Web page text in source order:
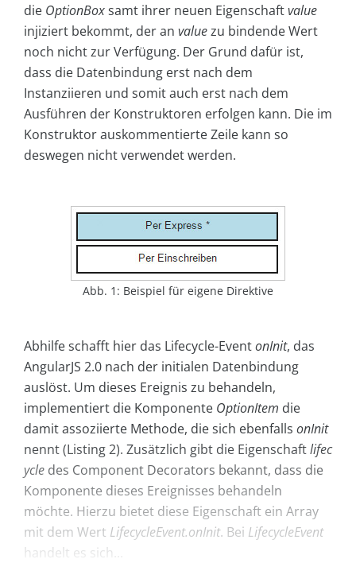
die OptionBoxsamt ihrer neuen Eigenschaftvalue
injiziert bekommt, der an valuezu bindende Wert
noch nicht zur Verfügung. Der Grund dafür ist,
dass die Datenbindung erst nach dem
Instanziieren und somit auch erst nach dem
Ausführen der Konstruktoren erfolgen kann. Die im
Konstruktor auskommentierte Zeile kann so
deswegen nicht verwendet werden.
Abb. 1: Beispiel für eigene Direktive
Abhilfe schafft hier das Lifecycle-EventonInit, das
AngularJS 2.0 nach der initialen Datenbindung
auslöst. Um dieses Ereignis zu behandeln,
implementiert die Komponente OptionItem die
damit assoziierte Methode, die sich ebenfalls onInit
nennt (Listing 2). Zusätzlich gibt die Eigenschaftlifec
ycle des Component Decorators bekannt, dass die
Komponente dieses Ereignisses behandeln
möchte. Hierzu bietet diese Eigenschaft ein Array
mit dem Wert LifecycleEvent.onInit. Bei LifecycleEvent
handelt es sich...